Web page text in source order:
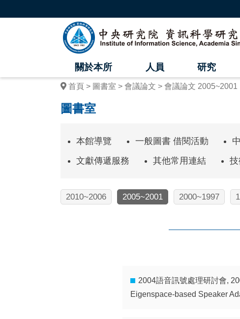
中
央
研
究
資
學
研
究
關於本所 人員 研究
首頁 圖書室 會議論文 會議論文 2005~2001
圖書室
本館導覽 一般圖書 借閱活動
文獻傳遞服務
其他常用連結
2010~2006 2005~2001 2000~1997
2004語音訊號處理研討會,
Eigenspace-based Speaker